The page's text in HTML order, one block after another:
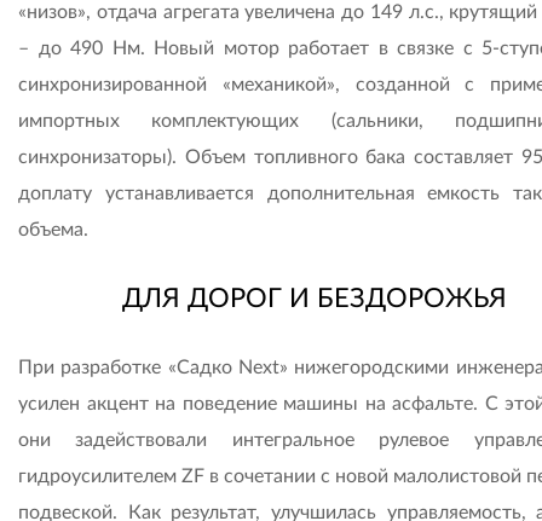
«низов», отдача агрегата увеличена до 149 л.с.,
– до 490 Нм. Новый мотор работает в связке с 5-
синхронизированной «механикой», созданной с
импортных комплектующих (сальники,
синхронизаторы). Объем топливного бака составляет
доплату устанавливается дополнительная емкость
объема.
ДЛЯ ДОРОГ И БЕЗДОРОЖЬЯ
При разработке «Садко Next» нижегородскими
усилен акцент на поведение машины на асфальте. С
они задействовали интегральное рулевое
гидроусилителем ZF в сочетании с новой малолистовой
подвеской. Как результат, улучшилась управляемость,